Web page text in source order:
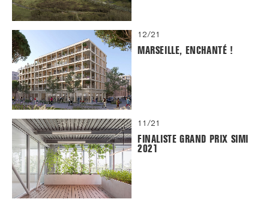
12/21
MARSEILLE, ENCHANTÉ !
11/21
FINALISTE GRAND PRIX SIMI
2021